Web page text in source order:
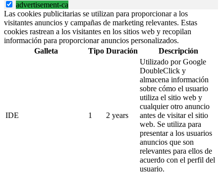
advertisement-ca
Las cookies publicitarias se utilizan para proporcionar a los
visitantes anuncios y campañas de marketing relevantes. Estas
cookies rastrean a los visitantes en los sitios web y recopilan
información para proporcionar anuncios personalizados.
Galleta
Tipo Duración Descripción
IDE 1 2 years
Utilizado por Google
DoubleClick y
almacena información
sobre cómo el usuario
utiliza el sitio web y
cualquier otro anuncio
antes de visitar el sitio
web. Se utiliza para
presentar a los usuarios
anuncios que son
relevantes para ellos de
acuerdo con el perfil del
usuario.